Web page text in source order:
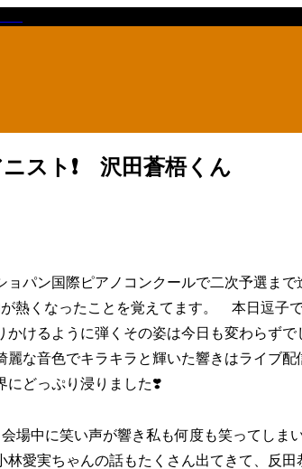
スト❗️ 沢田蒼梧くん
パン国際ピアノコンクールで二次予選ま
が熱くなったことを覚えてます。 本日逗子
かけるように弾くその姿は今日も変わらず
麗な音色でキラキラと輝いた響きはライブ
どっぷり浸りました❣️
場中に笑い声が響き私も何度も笑ってし
林愛実ちゃんの話もたくさん出てきて、反